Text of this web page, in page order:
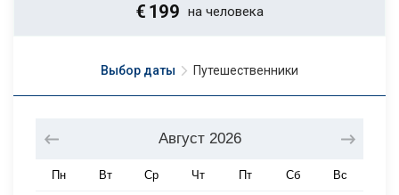
€ 199 на человека
Выбор даты Путешественники
Август 2026
Пн Вт Ср Чт Пт Сб Вс